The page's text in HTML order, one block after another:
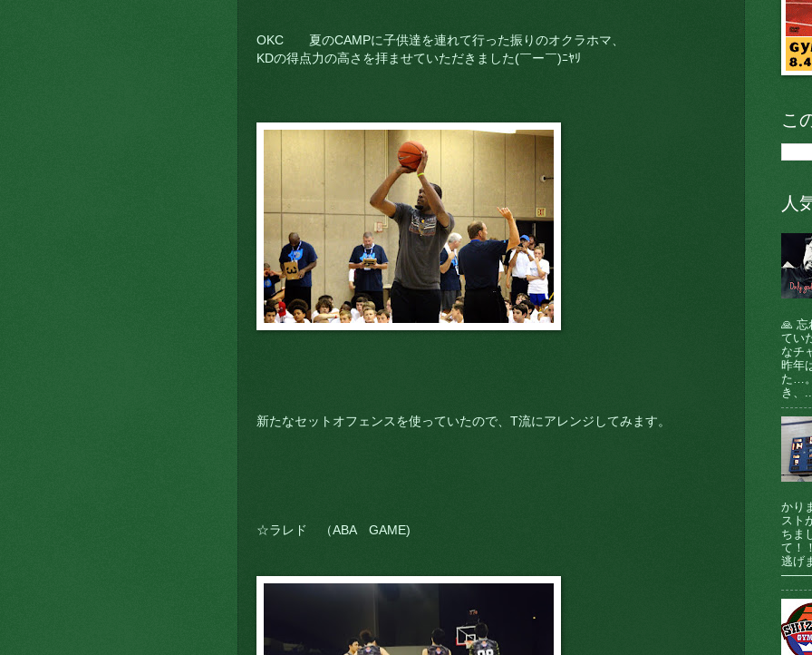
OKC 夏のCAMPに子供達を連れて行った振りのオクラホマ、
KDの得点力の高さを拝ませていただきました(￣ー￣)ﾆﾔﾘ
新たなセットオフェンスを使っていたので、T流にアレンジしてみます。
☆ラレド （ABA GAME)
こ
人
🙏 忘
てい
なチ
昨年
た…
き、
かり
スト
ちま
て！
逃げ